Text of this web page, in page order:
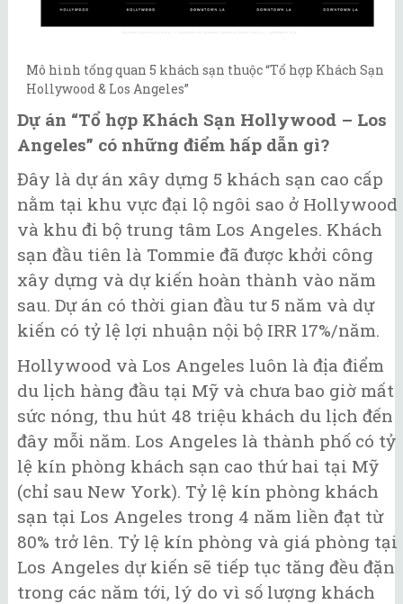
Mô hình tổng quan 5 khách sạn thuộc “Tổ hợp Khách Sạn
Hollywood & Los Angeles”
Dự án “Tổ hợp Khách Sạn Hollywood – Los
Angeles” có những điểm hấp dẫn gì?
Đây là dự án xây dựng 5 khách sạn cao cấp
nằm tại khu vực đại lộ ngôi sao ở Hollywood
và khu đi bộ trung tâm Los Angeles. Khách
sạn đầu tiên là Tommie đã được khởi công
xây dựng và dự kiến hoàn thành vào năm
sau. Dự án có thời gian đầu tư 5 năm và dự
kiến có tỷ lệ lợi nhuận nội bộ IRR 17%/năm.
Hollywood và Los Angeles luôn là địa điểm
du lịch hàng đầu tại Mỹ và chưa bao giờ mất
sức nóng, thu hút 48 triệu khách du lịch đến
đây mỗi năm. Los Angeles là thành phố có tỷ
lệ kín phòng khách sạn cao thứ hai tại Mỹ
(chỉ sau New York). Tỷ lệ kín phòng khách
sạn tại Los Angeles trong 4 năm liền đạt từ
80% trở lên. Tỷ lệ kín phòng và giá phòng tại
Los Angeles dự kiến sẽ tiếp tục tăng đều đặn
trong các năm tới, lý do vì số lượng khách